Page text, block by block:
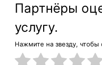
Партнёры
услугу.
Нажмите на звезду, чтобы